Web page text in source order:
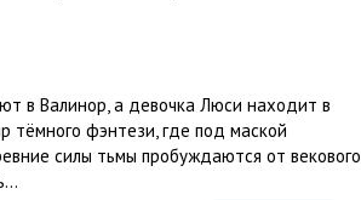
в Валинор, а девочка Люси находит в
фэнтези, где под маской
силы тьмы пробуждаются от векового